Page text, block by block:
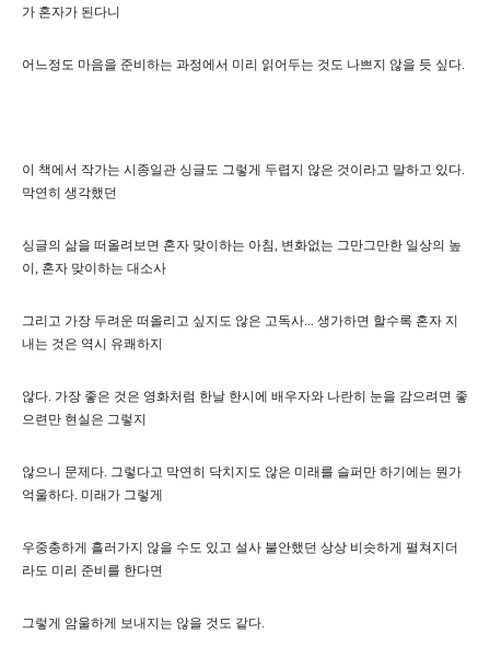
가 혼자가 된다니
어느정도 마음을 준비하는 과정에서 미리 읽어두는 것도 나쁘지 않을 듯 싶다.
이 책에서 작가는 시종일관 싱글도 그렇게 두렵지 않은 것이라고 말하고 있다.
막연히 생각했던
싱글의 삶을 떠올려보면 혼자 맞이하는 아침, 변화없는 그만그만한 일상의 높
이, 혼자 맞이하는 대소사
그리고 가장 두려운 떠올리고 싶지도 않은 고독사... 생가하면 할수록 혼자 지
내는 것은 역시 유쾌하지
않다. 가장 좋은 것은 영화처럼 한날 한시에 배우자와 나란히 눈을 감으려면 좋
으련만 현실은 그렇지
않으니 문제다. 그렇다고 막연히 닥치지도 않은 미래를 슬퍼만 하기에는 뭔가
억울하다. 미래가 그렇게
우중충하게 흘러가지 않을 수도 있고 설사 불안했던 상상 비슷하게 펼쳐지더
라도 미리 준비를 한다면
그렇게 암울하게 보내지는 않을 것도 같다.